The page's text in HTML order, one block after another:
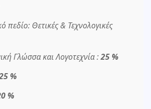
πεδίο: Θετικές & Τεχνολογικές
Γλώσσα και Λογοτεχνία :25 %
%
%